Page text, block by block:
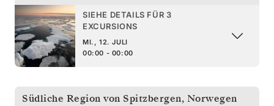
SIEHE DETAILS FÜR 3
EXCURSIONS
MI., 12. JULI
00:00 - 00:00
Südliche Region von Spitzbergen, Norwegen